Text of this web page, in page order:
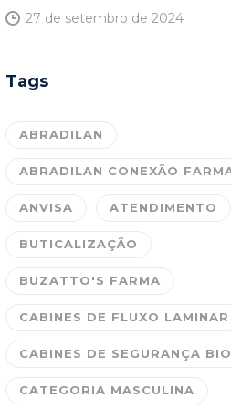
27 de setembro de 2024
Tags
ABRADILAN
ABRADILAN CONEXÃO
ANVISA ATENDIMENTO
BUTICALIZAÇÃO
BUZATTO'S FARMA
CABINES DE FLUXO LAMINAR
CABINES DE SEGURANÇA
CATEGORIA MASCULINA